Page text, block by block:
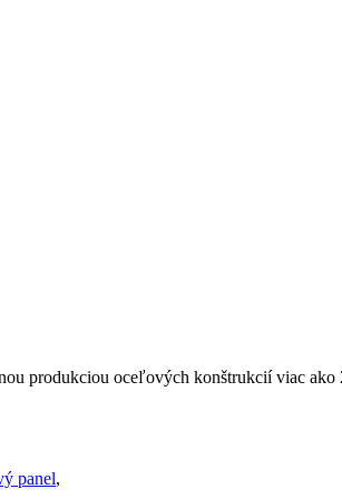
produkciou oceľových konštrukcií viac ako
panel,